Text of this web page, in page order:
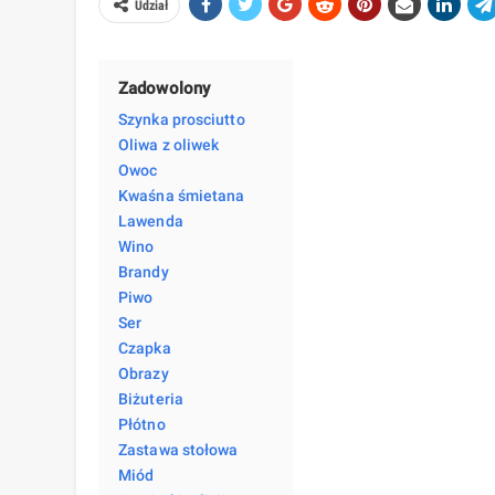
Udział
Zadowolony
Szynka prosciutto
Oliwa z oliwek
Owoc
Kwaśna śmietana
Lawenda
Wino
Brandy
Piwo
Ser
Czapka
Obrazy
Biżuteria
Płótno
Zastawa stołowa
Miód